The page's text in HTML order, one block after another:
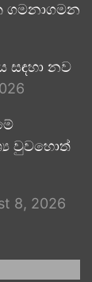
ගමනාගමන
සඳහා නව
වුවහොත්
8, 2026